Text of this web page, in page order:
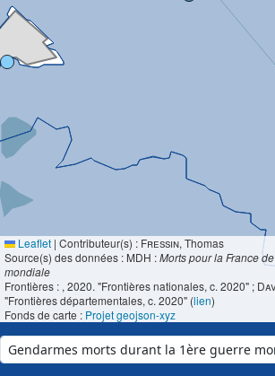
Leaflet | Contributeur(s) : Fressin, Thomas
Source(s) des données : MDH :Morts pour la France
mondiale
Frontières : , 2020. "Frontières nationales, c. 2020" ;
"Frontières départementales, c. 2020" (lien)
Fonds de carte : Projet geojson-xyz